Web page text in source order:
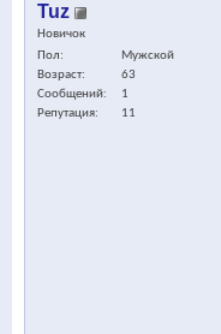
Tuz
Новичок
Пол
Мужской
Возраст
63
Сообщений
1
Репутация
11